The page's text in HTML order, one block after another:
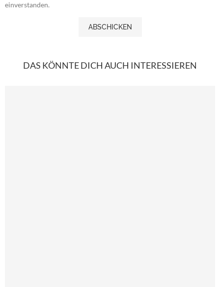
einverstanden.
DAS KÖNNTE DICH AUCH INTERESSIEREN